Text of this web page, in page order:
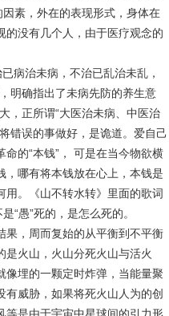
素，外在的表现形式，身体在
的没有几个人，由于医疗观念的
病治未病，不治已乱治未乱，
明确指出了未病先防的养生意
，正所谓“大医治未病、中医治
错误的事做好，是诡道。爱自己
命的“本钱” ， 可是在当今物欲横
，哪有将本钱放在心上，本钱是
用。《山不转水转》里面的歌词
是“愚”死的，是怎么死的。
果，周而复始的从平衡到不平衡
火山，火山分死火山与活火
像埋的一颗定时炸弹，当能量聚
威胁，如果将死火山人为的创